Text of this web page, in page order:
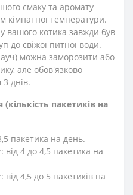
смаку та аромату
кімнатної температури.
вашого котика завжди був
до свіжої питної води.
можна заморозити або
але обов'язково
днів.
пакетиків на
пакетика на день.
: від 4 до 4,5 пакетика на
: від 4,5 до 5 пакетиків на